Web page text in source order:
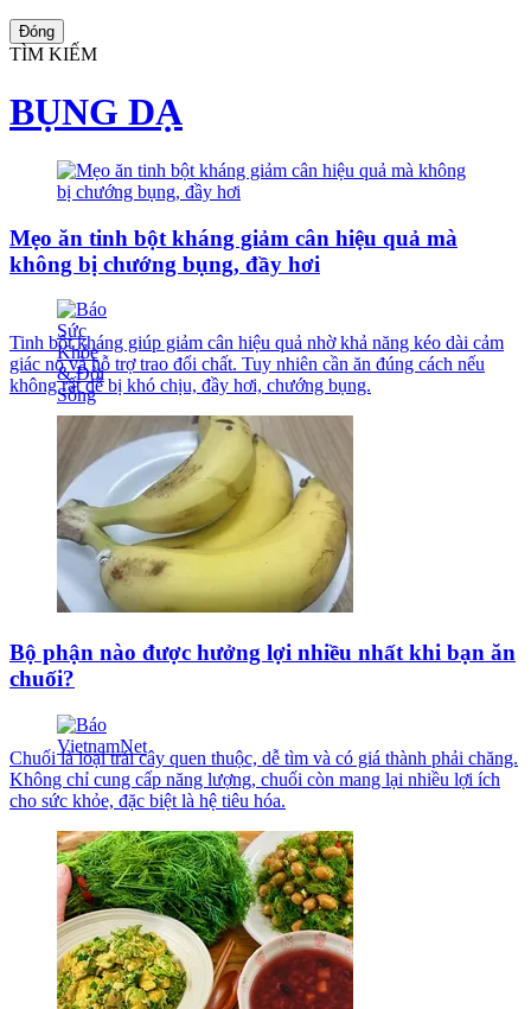
Đóng
TÌM KIẾM
BỤNG DẠ
Mẹo ăn tinh bột kháng giảm cân hiệu quả mà
không bị chướng bụng, đầy hơi
Tinh bột kháng giúp giảm cân hiệu quả nhờ khả năng kéo dài cảm
giác no và hỗ trợ trao đổi chất. Tuy nhiên cần ăn đúng cách nếu
không rất dễ bị khó chịu, đầy hơi, chướng bụng.
Bộ phận nào được hưởng lợi nhiều nhất khi bạn ăn
chuối?
Chuối là loại trái cây quen thuộc, dễ tìm và có giá thành phải chăng.
Không chỉ cung cấp năng lượng, chuối còn mang lại nhiều lợi ích
cho sức khỏe, đặc biệt là hệ tiêu hóa.